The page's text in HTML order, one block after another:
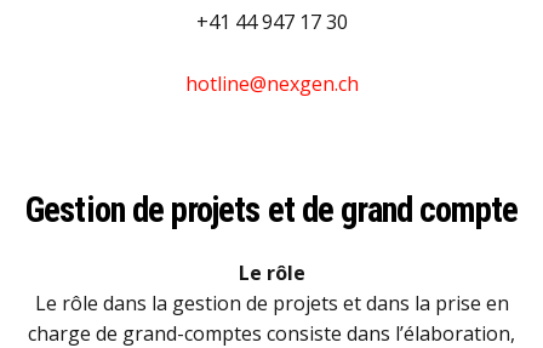
+41 44 947 17 30
hotline@nexgen.ch
Gestion de projets et de grand compte
Le rôle
Le rôle dans la gestion de projets et dans la prise en
charge de grand-comptes consiste dans l’élaboration,